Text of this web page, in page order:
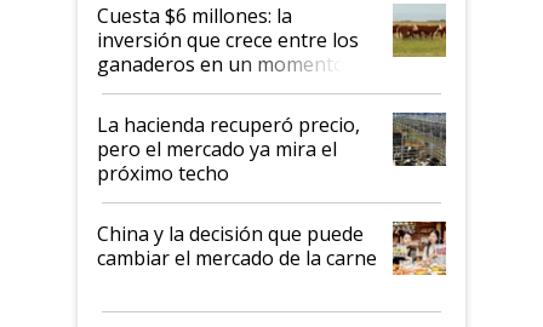
Cuesta $6 millones: la
inversión que crece entre los
ganaderos en un momento
histórico para la actividad
La hacienda recuperó precio,
pero el mercado ya mira el
próximo techo
China y la decisión que puede
cambiar el mercado de la carne